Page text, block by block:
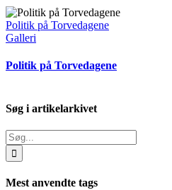
Politik på Torvedagene
Galleri
Politik på Torvedagene
Søg i artikelarkivet
Søg
efter:
Mest anvendte tags